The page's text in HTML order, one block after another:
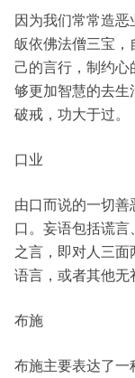
因为我们常常造恶
皈依佛法僧三宝，
己的言行，制约
够更加智慧的去
破戒，功大于过。
口业
由口而说的一切
口。妄语包括谎
之言，即对人三
语言，或者其他无
布施
布施主要表达了一